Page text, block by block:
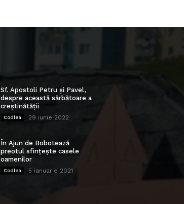
Sf. Apostoli Petru și Pavel,
despre această sărbătoare a
creștinătății
Codlea 29 iunie 2022
În Ajun de Bobotează
preotul sfințește casele
oamenilor
Codlea 5 ianuarie 2021